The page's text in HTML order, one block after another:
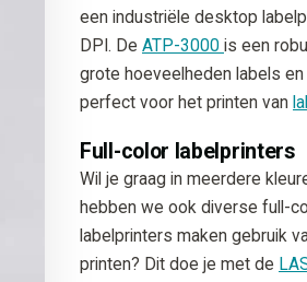
een industriële desktop
DPI. De ATP-3000 is een
grote hoeveelheden labels
perfect voor het printen van
Full-color labelprinters
Wil je graag in meerdere
hebben we ook diverse full-
labelprinters maken gebruik
printen? Dit doe je met de